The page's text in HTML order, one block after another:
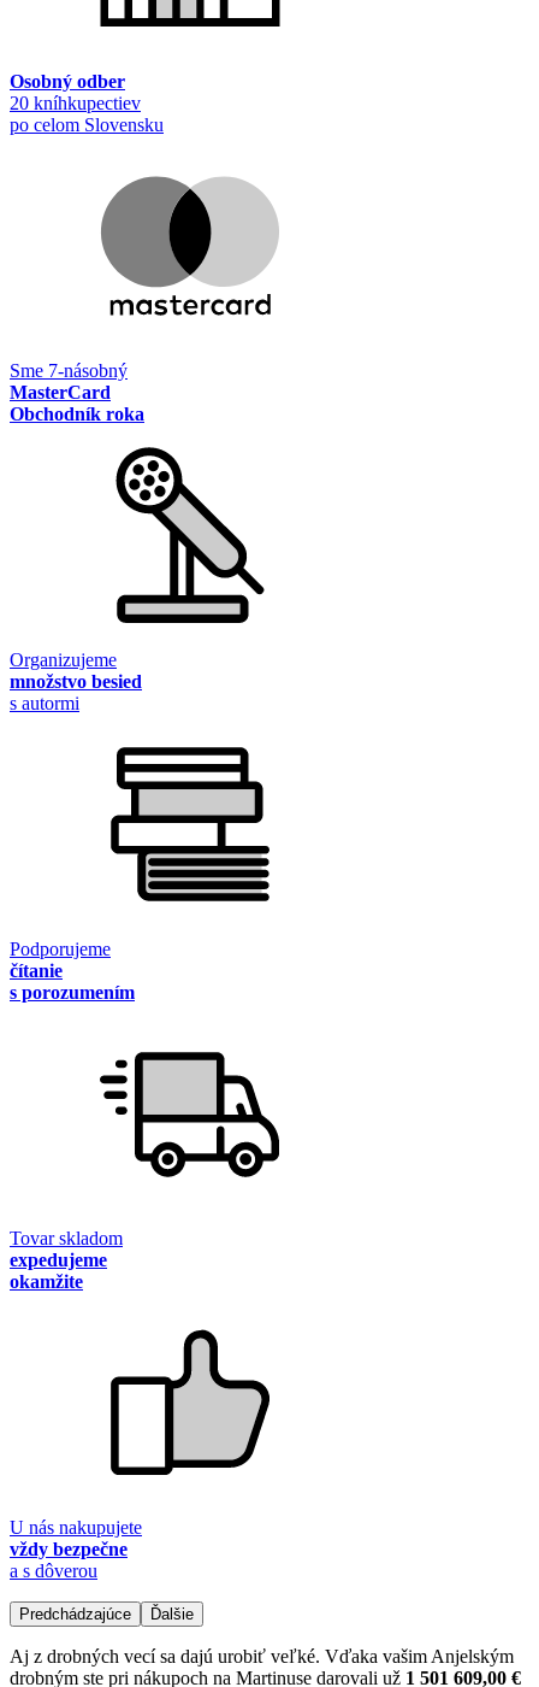
Osobný odber
20 kníhkupectiev
po celom Slovensku
Sme 7-násobný
MasterCard
Obchodník roka
Organizujeme
množstvo besied
s autormi
Podporujeme
čítanie
s porozumením
Tovar skladom
expedujeme
okamžite
U nás nakupujete
vždy bezpečne
a s dôverou
Predchádzajúce Ďalšie
Aj z drobných vecí sa dajú urobiť veľké. Vďaka vašim Anjelským
drobným ste pri nákupoch na Martinuse darovali už 1 501 609,00 €